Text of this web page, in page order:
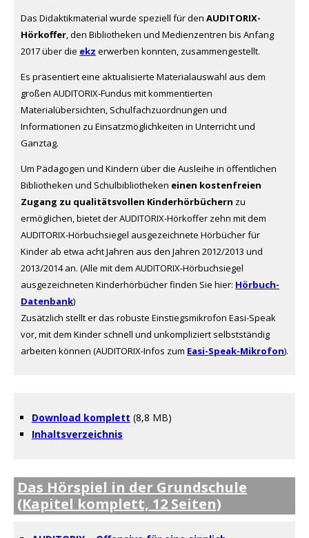
Das Didaktikmaterial wurde speziell für den AUDITORIX-
Hörkoffer, den Bibliotheken und Medienzentren bis Anfang
2017 über die ekz erwerben konnten, zusammengestellt.
Es präsentiert eine aktualisierte Materialauswahl aus dem
großen AUDITORIX-Fundus mit kommentierten
Materialübersichten, Schulfachzuordnungen und
Informationen zu Einsatzmöglichkeiten in Unterricht und
Ganztag.
Um Pädagogen und Kindern über die Ausleihe in öffentlichen
Bibliotheken und Schulbibliotheken einen kostenfreien
Zugang zu qualitätsvollen Kinderhörbüchern zu
ermöglichen, bietet der AUDITORIX-Hörkoffer zehn mit dem
AUDITORIX-Hörbuchsiegel ausgezeichnete Hörbücher für
Kinder ab etwa acht Jahren aus den Jahren 2012/2013 und
2013/2014 an. (Alle mit dem AUDITORIX-Hörbuchsiegel
ausgezeichneten Kinderhörbücher finden Sie hier: Hörbuch-
Datenbank)
Zusätzlich stellt er das robuste Einstiegsmikrofon Easi-Speak
vor, mit dem Kinder schnell und unkompliziert selbstständig
arbeiten können (AUDITORIX-Infos zum Easi-Speak-Mikrofon).
Download komplett (8,8 MB)
Inhaltsverzeichnis
Das Hörspiel in der Grundschule
(Kapitel komplett, 12 Seiten)